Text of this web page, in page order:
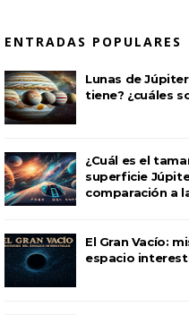
ENTRADAS POPULARES
Lunas de
tiene? ¿cuáles
¿Cuál es el
superficie
comparación a
El Gran Vacío:
espacio